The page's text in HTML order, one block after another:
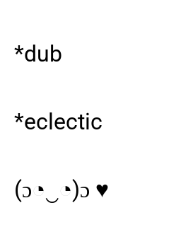
*dub
*eclectic
(ɔ◔‿◔)ɔ ♥